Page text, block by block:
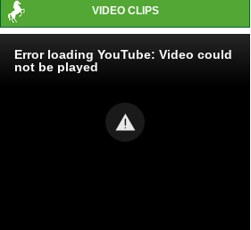
VIDEO CLIPS
Error loading YouTube: Video could
not be played